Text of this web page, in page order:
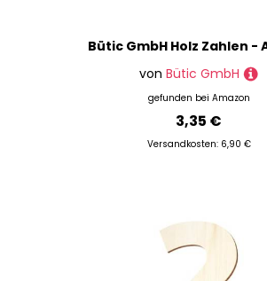
von Bütic GmbH
gefunden bei Amazon
3,35 €
Versandkosten: 6,90 €